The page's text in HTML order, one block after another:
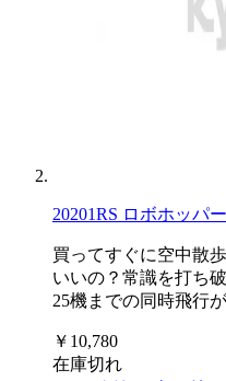
20201RS ロボホッパ
買ってすぐに空中散
いいの？常識を打ち
25機までの同時飛行が
￥10,780
在庫切れ